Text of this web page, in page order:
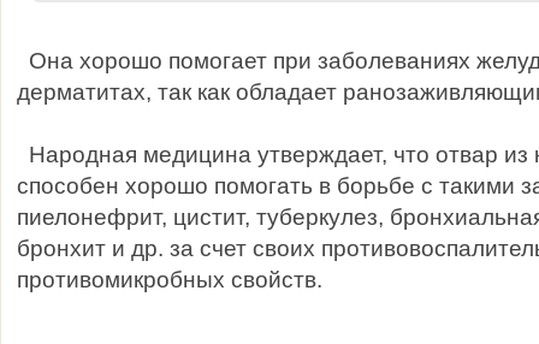
Она хорошо помогает при заболеваниях
дерматитах, так как обладает
Народная медицина утверждает, что отвар из
способен хорошо помогать в борьбе с такими
пиелонефрит, цистит, туберкулез,
бронхит и др. за счет своих
противомикробных свойств.